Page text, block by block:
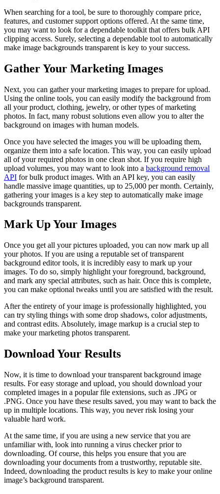
When searching for a tool, be sure to thoroughly compare price,
features, and customer support options offered. At the same time,
you may want to look for a dependable toolkit that offers bulk API
clipping access. Surely, selecting a dependable tool to automatically
make image backgrounds transparent is key to your success.
Gather Your Marketing Images
Next, you can gather your marketing images to prepare for upload.
Using the online tools, you can easily modify the background from
all your product, clothing, jewelry, or other types of marketing
photos. In fact, many robust solutions even allow you to alter the
background on images with human models.
Once you have selected the images you will be uploading them,
organize them into a safe location. This way, you can easily upload
all of your required photos in one clean shot. If you require high
upload volumes, you may want to look into a background removal
API for bulk product images. With an API key, you can easily
handle massive image quantities, up to 25,000 per month. Certainly,
gathering your images is a key step to automatically make image
backgrounds transparent.
Mark Up Your Images
Once you get all your pictures uploaded, you can now mark up all
your photos. If you are using a reputable set of transparent
background editor tools, it is incredibly easy to mark up your
images. To do so, simply highlight your foreground, background,
and mark any special attributes, such as hair. Once this is complete,
you can make optional tweaks until you are satisfied with the result.
After the entirety of your image is professionally highlighted, you
can try styling things with some drop shadows, color adjustments,
and contrast edits. Absolutely, image markup is a crucial step to
make your marketing photos transparent.
Download Your Results
Now, it is time to download your transparent background image
results. For easy storage and upload, you should download your
completed images in a popular file extensions, such as .JPG or
.PNG. Once you have these results saved, you may want to back the
up in multiple locations. This way, you never risk losing your
valuable hard work.
At the same time, if you are using a new service that you are
unfamiliar with, look into running a virus checker prior to
downloading. Of course, this helps you ensure that you are
downloading your documents from a trustworthy, reputable site.
Indeed, downloading the product results is key to make your online
image’s background transparent.